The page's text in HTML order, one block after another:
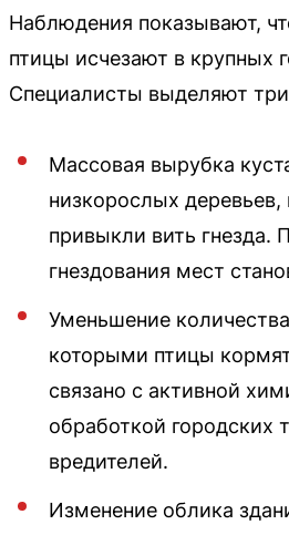
Наблюдения показывают,
птицы исчезают в крупных
Специалисты выделяют
Массовая вырубка
низкорослых деревьев,
привыкли вить гнезда.
гнездования мест
Уменьшение
которыми птицы
связано с активной
обработкой городских
вредителей.
Изменение облика